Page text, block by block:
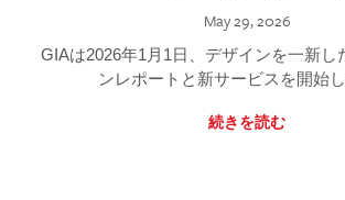
May 29, 2026
GIAは2026年1月1日、デザインを一新し
ンレポートと新サービスを開始し
続きを読む